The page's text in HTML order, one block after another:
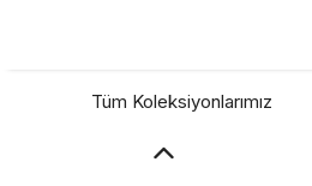
Tüm Koleksiyonlarımız